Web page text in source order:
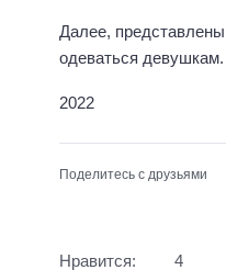
Далее,
одеваться девушкам.
2022
Поделитесь с друзьями
Нравится: 4